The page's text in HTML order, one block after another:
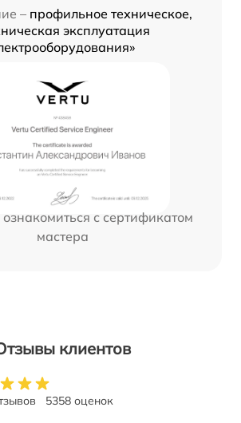
– профильное техническое,
эксплуатация
с сертификатом
мастера
клиентов
5358 оценок